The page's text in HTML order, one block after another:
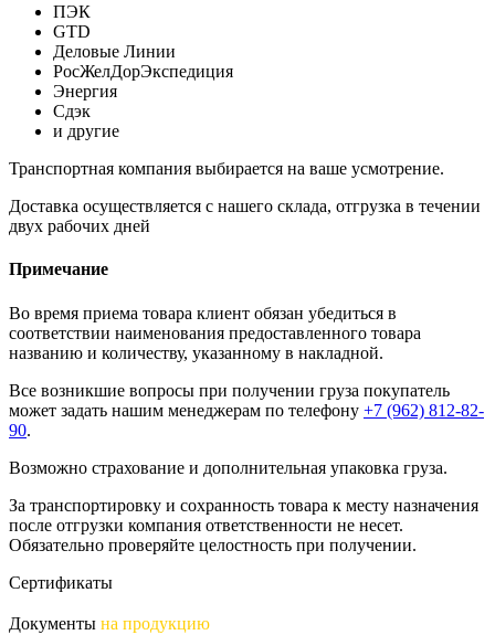
ПЭК
GTD
Деловые Линии
РосЖелДорЭкспедиция
Энергия
Сдэк
и другие
Транспортная компания выбирается на ваше усмотрение.
Доставка осуществляется с нашего склада, отгрузка в течении
двух рабочих дней
Примечание
Во время приема товара клиент обязан убедиться в
соответствии наименования предоставленного товара
названию и количеству, указанному в накладной.
Все возникшие вопросы при получении груза покупатель
может задать нашим менеджерам по телефону +7 (962) 812-82-
90.
Возможно страхование и дополнительная упаковка груза.
За транспортировку и сохранность товара к месту назначения
после отгрузки компания ответственности не несет.
Обязательно проверяйте целостность при получении.
Сертификаты
Документы на продукцию